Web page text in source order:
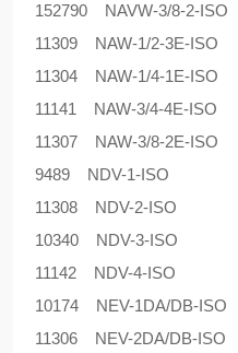
152790 NAVW-3/8-2-ISO
11309 NAW-1/2-3E-ISO
11304 NAW-1/4-1E-ISO
11141 NAW-3/4-4E-ISO
11307 NAW-3/8-2E-ISO
9489 NDV-1-ISO
11308 NDV-2-ISO
10340 NDV-3-ISO
11142 NDV-4-ISO
10174 NEV-1DA/DB-ISO
11306 NEV-2DA/DB-ISO